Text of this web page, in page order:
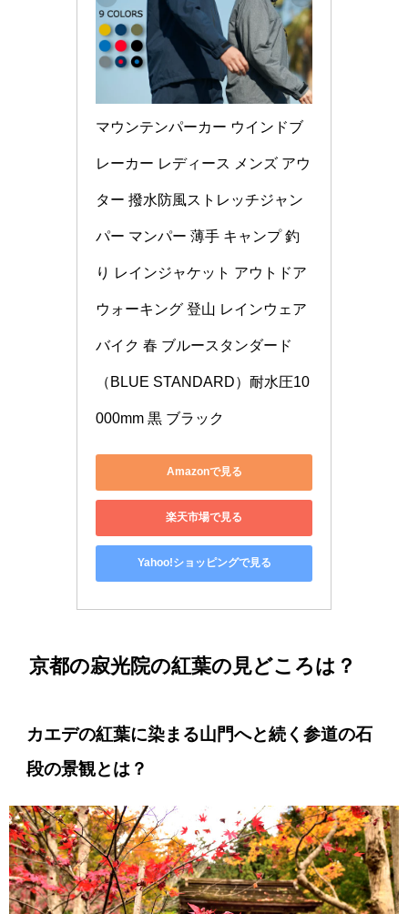
マウンテンパーカー ウインドブ
レーカー レディース メンズ アウ
ター 撥水防風ストレッチジャン
パー マンパー 薄手 キャンプ 釣
り レインジャケット アウトドア
ウォーキング 登山 レインウェア
バイク 春 ブルースタンダード
（BLUE STANDARD）耐水圧10
000mm 黒 ブラック
Amazonで見る
楽天市場で見る
Yahoo!ショッピングで見る
京都の寂光院の紅葉の見どころは？
カエデの紅葉に染まる山門へと続く参道の石
段の景観とは？